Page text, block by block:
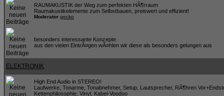
RAUMAKUSTIK der Weg zum perfekten HÃ¶rraum
Raumakustikelemente zum Selbstbauen, preiswert und effizient!
Moderator gecko
besonders interessante Konzepte
aus den vielen EintrÃ¤gen wÃ¤hlen wir diese als besonders gelungen aus
ELEKTRONIK
High End Audio in STEREO!
Laufwerke, Tonarme, Tonabnehmer, Setup, Lautsprecher, RÃ¶hren
Kettenphilosophie, Vinyl, Kabel-Voodoo